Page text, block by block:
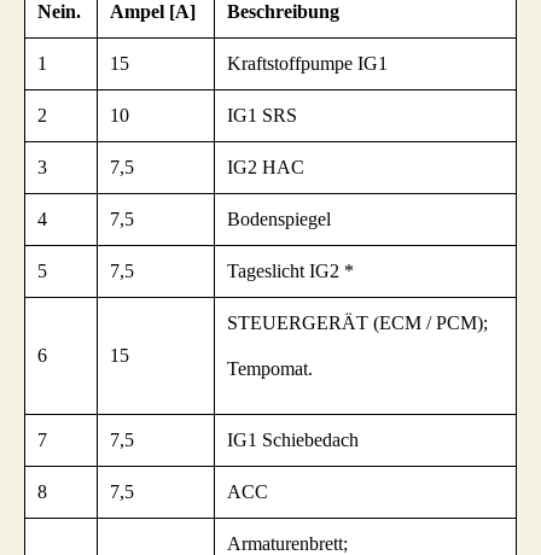
Nein. Ampel [A] Beschreibung
1 15 Kraftstoffpumpe IG1
2 10 IG1 SRS
3 7,5 IG2 HAC
4 7,5 Bodenspiegel
5 7,5 Tageslicht IG2 *
6 15
STEUERGERÄT (ECM / PCM);
Tempomat.
7 7,5 IG1 Schiebedach
8 7,5 ACC
Armaturenbrett;